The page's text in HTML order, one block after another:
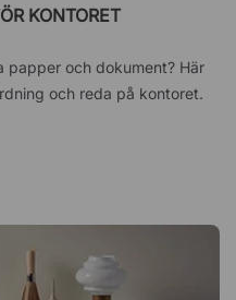
KONTORET
papper och dokument? Här
och reda på kontoret.